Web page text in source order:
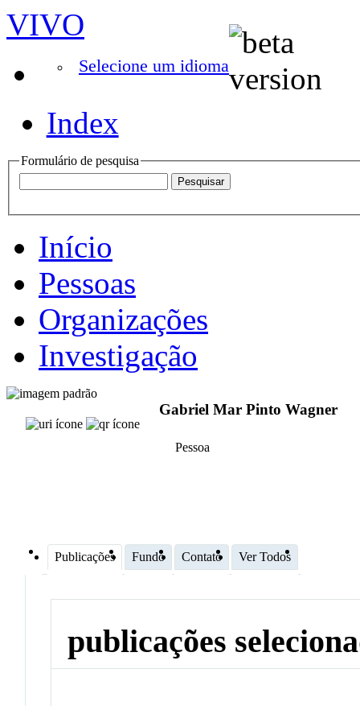
VIVO
Selecione um idioma
Index
Formulário de pesquisa
Início
Pessoas
Organizações
Investigação
Gabriel Mar Pinto Wagner
Pessoa
Publicações Fundo Contato Ver Todos
publicações